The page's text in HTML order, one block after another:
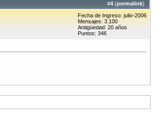
#4 (permalink)
Fecha de Ingreso: julio-2006
Mensajes: 3.100
Antigüedad: 20 años
Puntos: 346